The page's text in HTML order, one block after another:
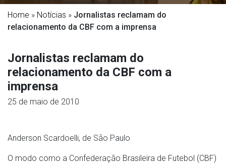
Home » Notícias » Jornalistas reclamam do
relacionamento da CBF com a imprensa
Jornalistas reclamam do
relacionamento da CBF com a
imprensa
25 de maio de 2010
Anderson Scardoelli, de São Paulo
O modo como a Confederação Brasileira de Futebol (CBF)